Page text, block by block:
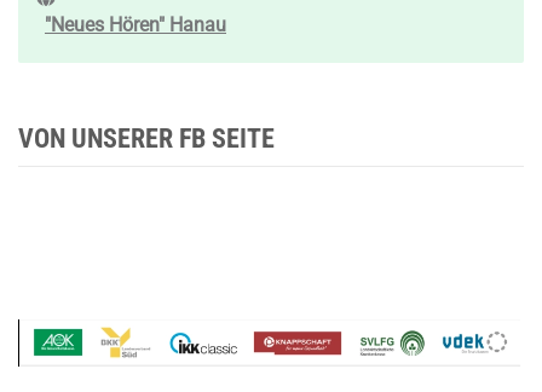
"Neues Hören" Hanau
VON UNSERER FB SEITE